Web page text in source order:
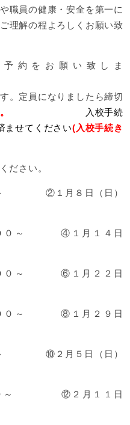
職員の健康・安全を第一に
理解の程よろしくお願い致
約をお願い致しま
定員になりましたら締切
早めに。
入校手続
ませてください(入校手続き
ださい。
０～ ②１月８ 日（日）
００～ ④１月１４日
００～ ⑥１月２２日
００～ ⑧１ 月２９ 日
～ ⑩２月５日（日）
００～ ⑫２月１１日